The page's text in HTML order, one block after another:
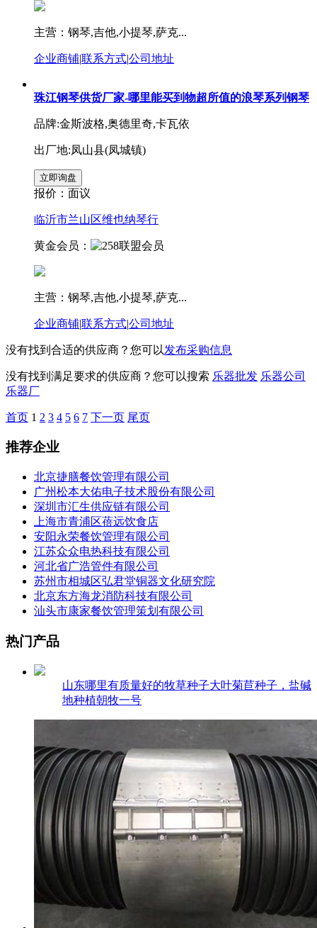
主营：钢琴,吉他,小提琴,萨克...
企业商铺|联系方式|公司地址
珠江钢琴供货厂家-哪里能买到物超所值的浪琴系列钢琴
品牌:金斯波格,奥德里奇,卡瓦依
出厂地:凤山县(凤城镇)
报价： 面议
临沂市兰山区维也纳琴行
黄金会员：
主营：钢琴,吉他,小提琴,萨克...
企业商铺|联系方式|公司地址
没有找到合适的供应商？您可以发布采购信息
没有找到满足要求的供应商？您可以搜索 乐器批发 乐器公司
乐器厂
首页 1 2 3 4 5 6 7 下一页 尾页
推荐企业
北京捷膳餐饮管理有限公司
广州松本大佑电子技术股份有限公司
深圳市汇生供应链有限公司
上海市青浦区蓓远饮食店
安阳永荣餐饮管理有限公司
江苏众众电热科技有限公司
河北省广浩管件有限公司
苏州市相城区弘君堂铜器文化研究院
北京东方海龙消防科技有限公司
汕头市康家餐饮管理策划有限公司
热门产品
山东哪里有质量好的牧草种子大叶菊苣种子，盐碱
地种植朝牧一号